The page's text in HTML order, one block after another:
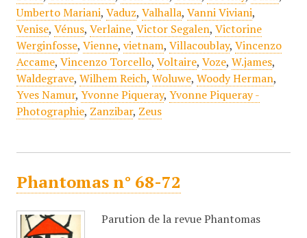
Umberto Mariani, Vaduz, Valhalla, Vanni Viviani,
Venise, Vénus, Verlaine, Victor Segalen, Victorine
Werginfosse, Vienne, vietnam, Villacoublay, Vincenzo
Accame, Vincenzo Torcello, Voltaire, Voze, W.james,
Waldegrave, Wilhem Reich, Woluwe, Woody Herman,
Yves Namur, Yvonne Piqueray, Yvonne Piqueray -
Photographie, Zanzibar, Zeus
Phantomas n° 68-72
Parution de la revue Phantomas